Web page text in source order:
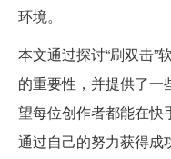
环境。
本文通过探讨“刷双击”
的重要性，并提供了
望每位创作者都能在快
通过自己的努力获得成